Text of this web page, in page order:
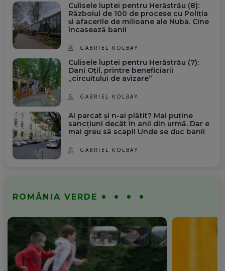
Culisele luptei pentru Herăstrău (8):
Războiul de 100 de procese cu Poliția
și afacerile de milioane ale Nuba. Cine
încasează banii
GABRIEL KOLBAY
Culisele luptei pentru Herăstrău (7):
Dani Oțil, printre beneficiarii
„circuitului de avizare”
GABRIEL KOLBAY
Ai parcat și n-ai plătit? Mai puține
sancțiuni decât în anii din urmă. Dar e
mai greu să scapi! Unde se duc banii
GABRIEL KOLBAY
ROMÂNIA VERDE